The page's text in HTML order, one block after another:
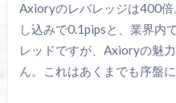
Axioryのレバレッジは400
し込みで0.1pipsと、業界内
レッドですが、Axioryの魅
ん。これはあくまでも序盤